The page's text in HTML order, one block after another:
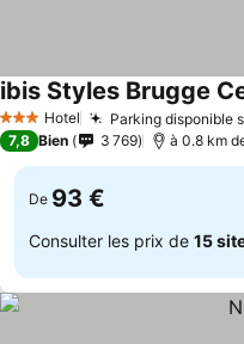
3 ÉtoilesHotel Parking disponible
ibis Styles Brugge
7,8 Bien 3 769 à 0.8 km
De 93 €
Consulter les prix de 15